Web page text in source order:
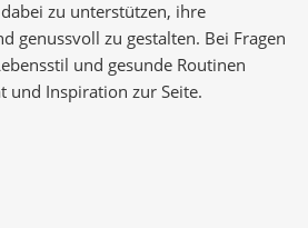
zu unterstützen, ihre
genussvoll zu gestalten. Bei Fragen
und gesunde Routinen
und Inspiration zur Seite.